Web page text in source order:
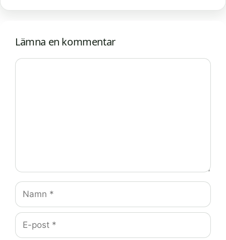
Lämna en kommentar
Kommentar
Namn
E-
post